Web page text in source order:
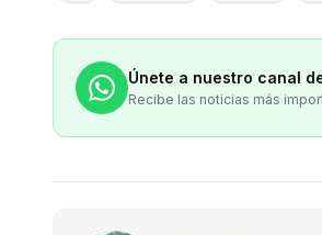
Únete a nuestro canal
Recibe las noticias más